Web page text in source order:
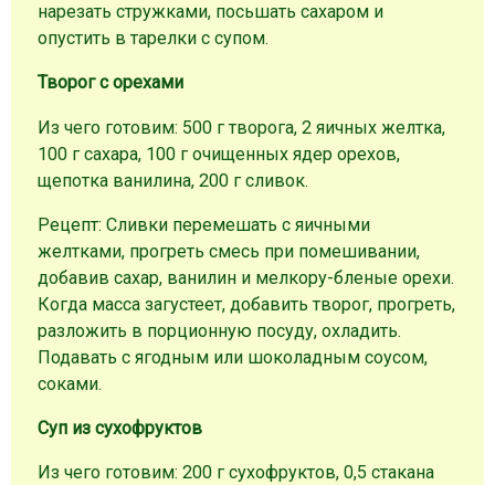
нарезать стружками, посьшать сахаром и
опустить в тарелки с супом.
Творог с орехами
Из чего готовим: 500 г творога, 2 яичных желтка,
100 г сахара, 100 г очищенных ядер орехов,
щепотка ванилина, 200 г сливок.
Рецепт: Сливки перемешать с яичными
желтками, прогреть смесь при помешивании,
добавив сахар, ванилин и мелкору-бленые орехи.
Когда масса загустеет, добавить творог, прогреть,
разложить в порционную посуду, охладить.
Подавать с ягодным или шоколадным соусом,
соками.
Суп из сухофруктов
Из чего готовим: 200 г сухофруктов, 0,5 стакана